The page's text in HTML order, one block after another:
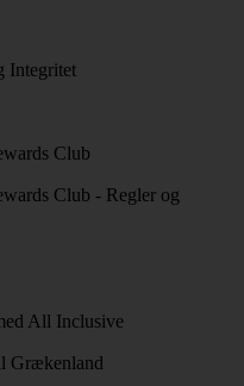
Integritet
Club
Club - Regler og
All Inclusive
Grækenland